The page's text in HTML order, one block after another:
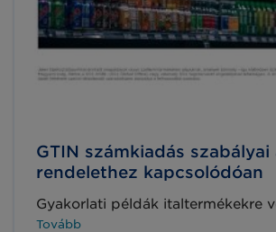
GTIN számkiadás szabályai
rendelethez kapcsolódóan
Gyakorlati példák italtermékekre
Tovább